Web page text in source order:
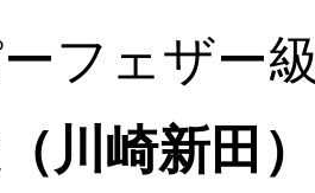
ーフェザ
川崎新田）